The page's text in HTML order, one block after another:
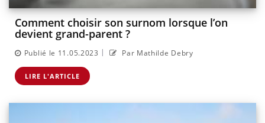
Comment choisir son surnom lorsque l’on
devient grand-parent ?
Publié le 11.05.2023 | Par Mathilde Debry
LIRE L'ARTICLE